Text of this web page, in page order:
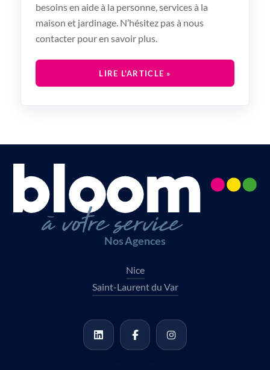
besoins en aide à la personne, services à la
maison et jardinage. N’hésitez pas à nous
contacter pour en savoir plus.
LIRE L'ARTICLE »
Nos Agences
Nice
Saint-Laurent du Var